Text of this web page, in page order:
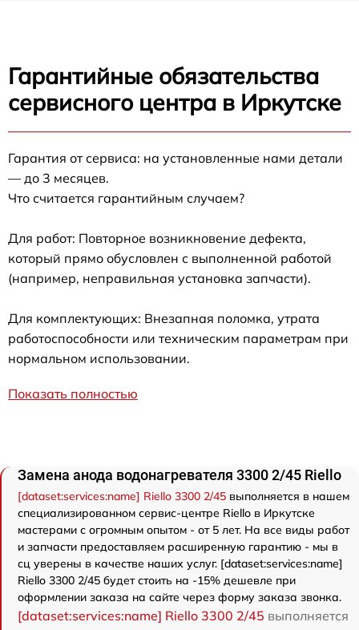
Гарантийные обязательства
сервисного центра в Иркутске
Гарантия от сервиса: на установленные нами детали
— до 3 месяцев.
Что считается гарантийным случаем?
Для работ: Повторное возникновение дефекта,
который прямо обусловлен с выполненной работой
(например, неправильная установка запчасти).
Для комплектующих: Внезапная поломка, утрата
работоспособности или техническим параметрам при
нормальном использовании.
Показать полностью
Замена анода водонагревателя 3300 2/45 Riello
[dataset:services:name] Riello 3300 2/45 выполняется в нашем
специализированном сервис-центре Riello в Иркутске
мастерами с огромным опытом - от 5 лет. На все виды работ
и запчасти предоставляем расширенную гарантию - мы в
сц уверены в качестве наших услуг. [dataset:services:name]
Riello 3300 2/45 будет стоить на -15% дешевле при
оформлении заказа на сайте через форму заказа звонка.
[dataset:services:name] Riello 3300 2/45 выполняется